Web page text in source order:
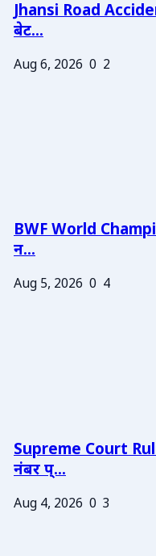
Jhansi Road
बेट...
Aug 6, 2026 0 2
BWF World
न...
Aug 5, 2026 0 4
Supreme Court
नंबर प्...
Aug 4, 2026 0 3